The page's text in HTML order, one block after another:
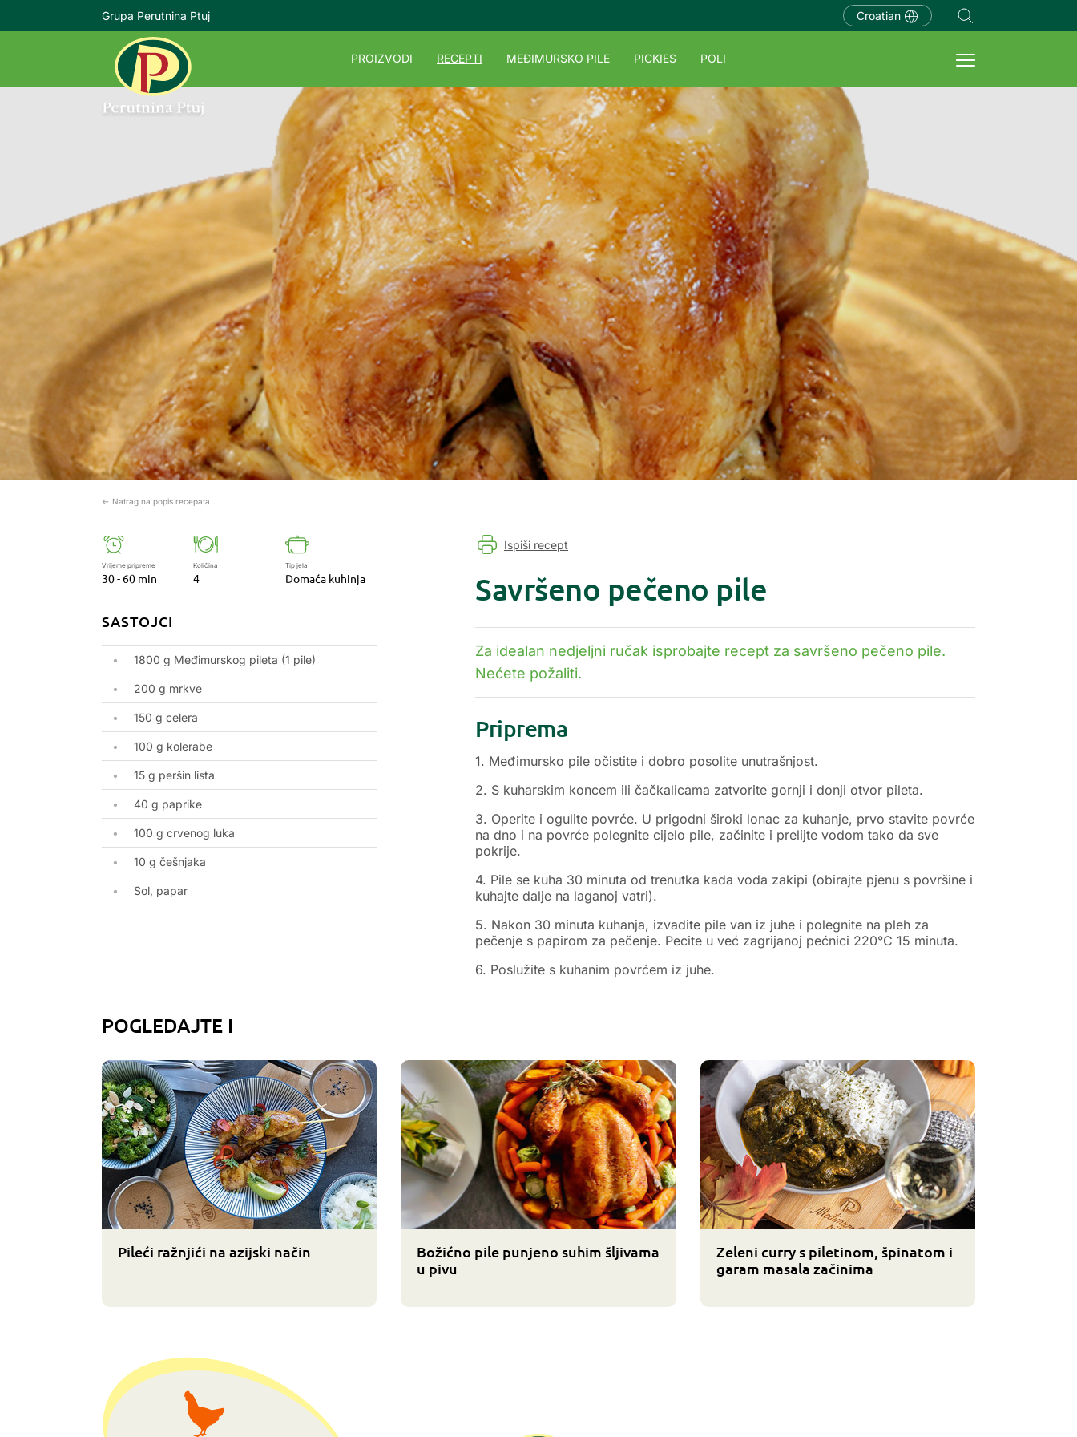
Grupa Perutnina Ptuj Croatian
PROIZVODI RECEPTI MEĐIMURSKO PILE PICKIES POLI
← Natrag na popis recepata
Vrijeme pripreme
30 - 60 min
Količina
4
Tip jela
Domaća kuhinja
SASTOJCI
1800 g Međimurskog pileta (1 pile)
200 g mrkve
150 g celera
100 g kolerabe
15 g peršin lista
40 g paprike
100 g crvenog luka
10 g češnjaka
Sol, papar
Ispiši recept
Savršeno pečeno pile
Za idealan nedjeljni ručak isprobajte recept za savršeno pečeno pile.
Nećete požaliti.
Priprema
1. Međimursko pile očistite i dobro posolite unutrašnjost.
2. S kuharskim koncem ili čačkalicama zatvorite gornji i donji otvor pileta.
3. Operite i ogulite povrće. U prigodni široki lonac za kuhanje, prvo stavite povrće
na dno i na povrće polegnite cijelo pile, začinite i prelijte vodom tako da sve
pokrije.
4. Pile se kuha 30 minuta od trenutka kada voda zakipi (obirajte pjenu s površine i
kuhajte dalje na laganoj vatri).
5. Nakon 30 minuta kuhanja, izvadite pile van iz juhe i polegnite na pleh za
pečenje s papirom za pečenje. Pecite u već zagrijanoj pećnici 220°C 15 minuta.
6. Poslužite s kuhanim povrćem iz juhe.
POGLEDAJTE I
Pileći ražnjići na azijski način
Božićno pile punjeno suhim šljivama
u pivu
Zeleni curry s piletinom, špinatom i
garam masala začinima